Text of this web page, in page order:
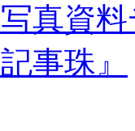
真資
事珠』